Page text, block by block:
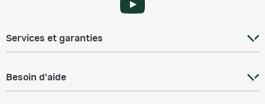
Services et garanties
Besoin d'aide